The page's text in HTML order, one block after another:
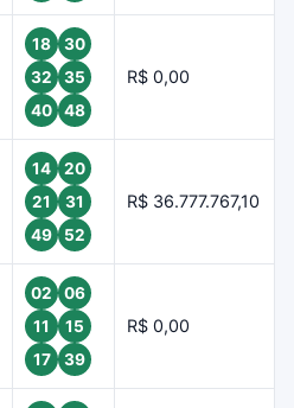
18
30
32
35
40
48
R$ 0,00
14
20
21
31
49
52
R$ 36.777.767,10
02
06
11
15
17
39
R$ 0,00